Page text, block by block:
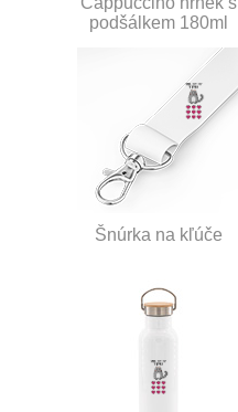
podšálkem 180ml
Šnúrka na kľúče